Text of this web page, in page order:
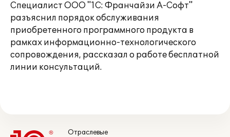
Специалист ООО "1С: Франчайзи А-Софт"
разъяснил порядок обслуживания
приобретенного программного продукта в
рамках информационно-технологического
сопровождения, рассказал о работе бесплатной
линии консультаций.
Отраслевые